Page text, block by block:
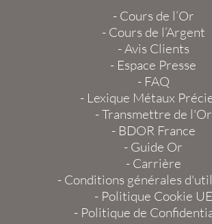
- Cours de l’Or
- Cours de l’Argent
-Avis Clients
- Espace Presse
- FAQ
- Lexique Métaux
-Transmettre de l'Or
- BDOR France
- Guide Or
- Carrière
- Conditions générales
- Politique Cookie UE
- Politique de